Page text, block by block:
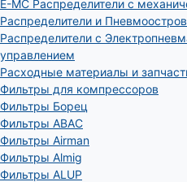
E-MC Распределители с
Распределители и
Распределители с
управлением
Расходные материалы и
Фильтры для компрессоров
Фильтры Борец
Фильтры ABAC
Фильтры Airman
Фильтры Almig
Фильтры ALUP